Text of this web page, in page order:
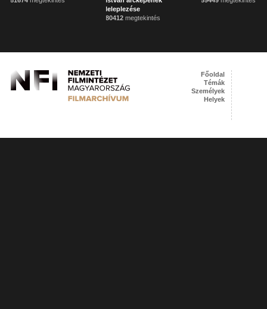
leleplezése
80412 megtekintés
Főoldal
Témák
Személyek
Helyek